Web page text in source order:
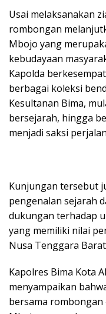
Usai melaksanakan
rombongan
Mbojo yang
kebudayaan
Kapolda
berbagai koleksi
Kesultanan Bima,
bersejarah, hingga
menjadi saksi
Kunjungan tersebut
pengenalan sejarah
dukungan terhadap
yang memiliki nilai
Nusa Tenggara
Kapolres Bima Kota
menyampaikan
bersama rombongan